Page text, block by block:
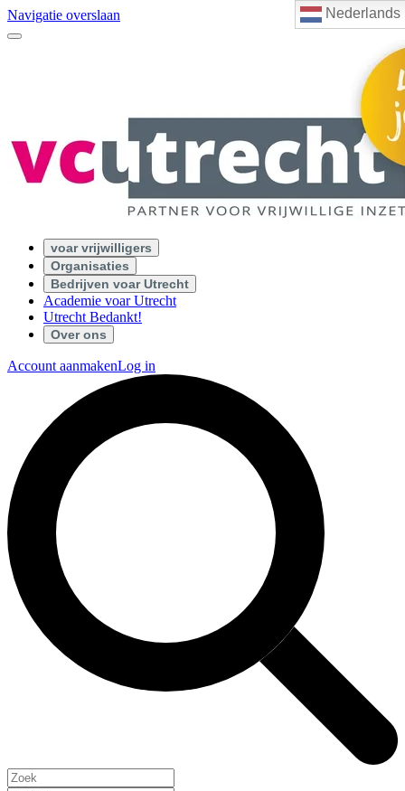
Nederlands
Navigatie overslaan
voar vrijwilligers
Organisaties
Bedrijven voar Utrecht
Academie voar Utrecht
Utrecht Bedankt!
Over ons
Account aanmakenLog in